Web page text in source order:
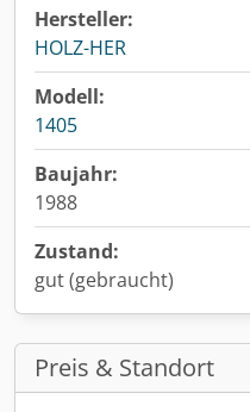
Hersteller:
HOLZ-HER
Modell:
1405
Baujahr:
1988
Zustand:
gut (gebraucht)
Preis & Standort